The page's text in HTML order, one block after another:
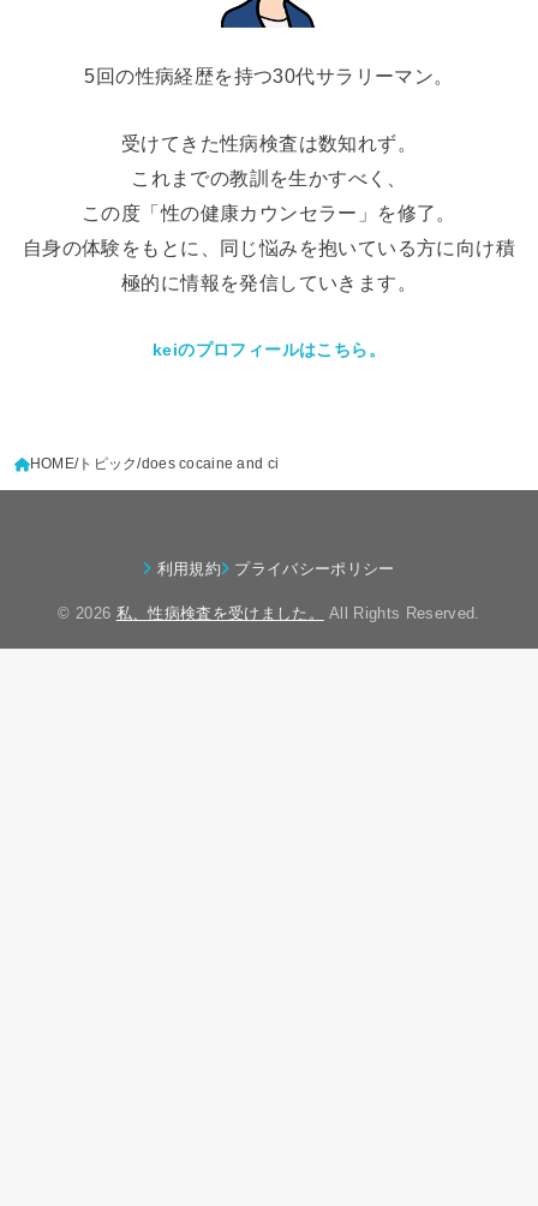
5回の性病経歴を持つ30代サラリーマン。
受けてきた性病検査は数知れず。
これまでの教訓を生かすべく、
この度「性の健康カウンセラー」を修了。
自身の体験をもとに、同じ悩みを抱いている方に向け積
極的に情報を発信していきます。
keiのプロフィールはこちら。
HOME トピック does cocaine and ci
利用規約 プライバシーポリシー
© 2026 私、性病検査を受けました。 All Rights Reserved.